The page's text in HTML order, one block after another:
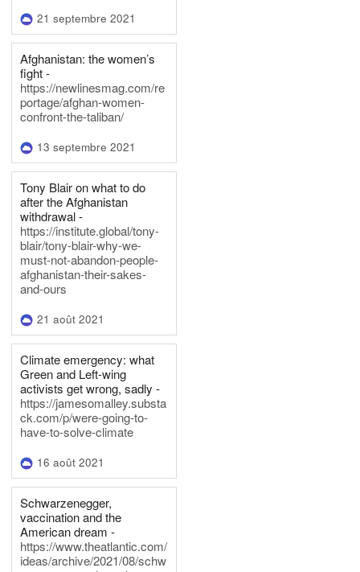
21 septembre 2021
Afghanistan: the women’s
fight -
https://newlinesmag.com/re
portage/afghan-women-
confront-the-taliban/
13 septembre 2021
Tony Blair on what to do
after the Afghanistan
withdrawal -
https://institute.global/tony-
blair/tony-blair-why-we-
must-not-abandon-people-
afghanistan-their-sakes-
and-ours
21 août 2021
Climate emergency: what
Green and Left-wing
activists get wrong, sadly -
https://jamesomalley.substa
ck.com/p/were-going-to-
have-to-solve-climate
16 août 2021
Schwarzenegger,
vaccination and the
American dream -
https://www.theatlantic.com/
ideas/archive/2021/08/schw